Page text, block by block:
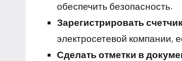
обеспечить безопасность.
Зарегистрировать
электросетевой компании,
Сделать отметки в